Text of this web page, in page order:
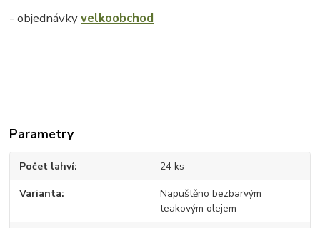
- objednávkyvelkoobchod
Parametry
Počet lahví 24 ks
Varianta
Napuštěno bezbarvým
teakovým olejem